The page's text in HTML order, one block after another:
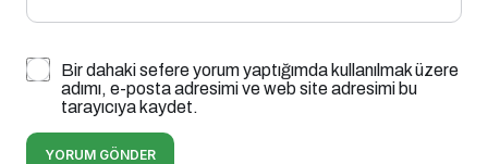
Bir dahaki sefere yorum yaptığımda kullanılmak üzere
adımı, e-posta adresimi ve web site adresimi bu
tarayıcıya kaydet.
YORUM GÖNDER